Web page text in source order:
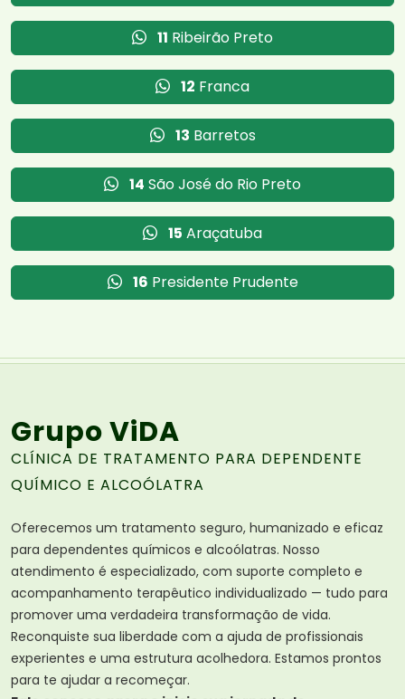
11 Ribeirão Preto
12 Franca
13 Barretos
14 São José do Rio Preto
15 Araçatuba
16 Presidente Prudente
Grupo ViDA
CLÍNICA DE TRATAMENTO PARA DEPENDENTE
QUÍMICO E ALCOÓLATRA
Oferecemos um tratamento seguro, humanizado e eficaz
para dependentes químicos e alcoólatras. Nosso
atendimento é especializado, com suporte completo e
acompanhamento terapêutico individualizado — tudo para
promover uma verdadeira transformação de vida.
Reconquiste sua liberdade com a ajuda de profissionais
experientes e uma estrutura acolhedora. Estamos prontos
para te ajudar a recomeçar.